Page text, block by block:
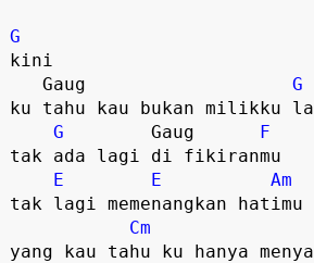
G
kini
   Gaug
G
ku tahu kau bukan milikku
G
        Gaug
F
tak ada lagi di fikiranmu
E
E
Am
tak lagi memenangkan hatimu
Cm
yang kau tahu ku hanya